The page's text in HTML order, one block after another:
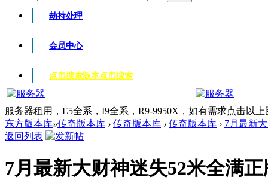
劫持处理
会员中心
点击搜索版本点击搜索
服务器租用，E5全系，I9全系，R9-9950X，如有需求点击以
东方版本库»传奇版本库 › 传奇版本库 › 传奇版本库 › 7月最新
返回列表
7月最新大财神迷失52米全满